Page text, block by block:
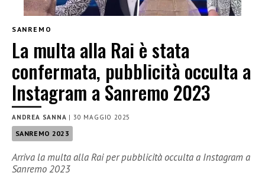
SANREMO
La multa alla Rai è stata
confermata, pubblicità occulta a
Instagram a Sanremo 2023
ANDREA SANNA |30 MAGGIO 2025
SANREMO 2023
Arriva la multa alla Rai per pubblicità occulta a Instagram a
Sanremo 2023